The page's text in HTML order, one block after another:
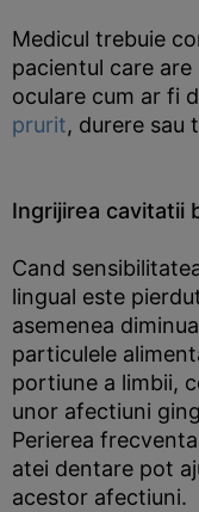
Medicul trebuie
pacientul care
oculare cum ar fi
prurit, durere sau
Ingrijirea cavitatii
Cand
lingual este
asemenea
particulele
portiune a limbii,
unor afectiuni
Perierea
atei dentare pot
acestor afectiuni.